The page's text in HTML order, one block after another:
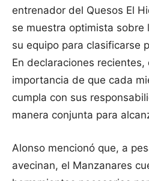
entrenador del Quesos El
se muestra optimista sobre
su equipo para clasificarse
En declaraciones
importancia de que cada
cumpla con sus
manera conjunta para
Alonso mencionó que, a
avecinan, el Manzanares